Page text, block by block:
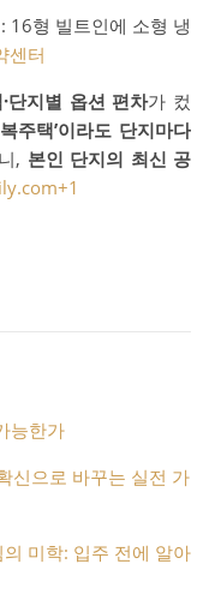
16형 빌트인에 소형 냉
센터
단지별 옵션 편차가 컸
주택’이라도 단지마다
, 본인 단지의 최신 공
+1
능한가
신으로 바꾸는 실전 가
미학: 입주 전에 알아